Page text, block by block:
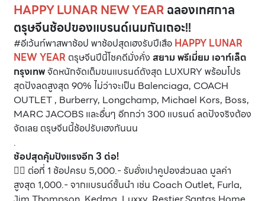
HAPPY LUNAR NEW YEARฉลองเทศกาล
ตรุษจีนช้อปของแบรนด์เนมกันเถอะ!!
#อีเว้นท์พาสพาช้อป พาช้อปสุดเฮงรับปีเสือ HAPPY LUNAR
NEW YEAR ตรุษจีนปีนี้โชคดีมั่งคั่ง สยาม พรีเมี่ยม เอาท์เล็ต
กรุงเทพจัดหนักจัดเต็มขนแบรนด์ดังสุด LUXURY พร้อมโปร
สุดปังลดสูงสุด 90% ไม่ว่าจะเป็น Balenciaga, COACH
OUTLET , Burberry, Longchamp, Michael Kors, Boss,
MARC JACOBS และอื่นๆ อีกกว่า 300 แบรนด์ ลดปังจริงต้อง
จัดเลย ตรุษจีนนี้ช้อปรับเฮงกันนน
.
ช้อปสุดคุ้มปังแรงอีก 3 ต่อ!
👉🏻 ต่อที่ 1 ช้อปครบ 5,000.- รับอั่งเปาคูปองส่วนลด มูลค่า
สูงสุด 1,000.- จากแบรนด์ชั้นนำ เช่น Coach Outlet, Furla,